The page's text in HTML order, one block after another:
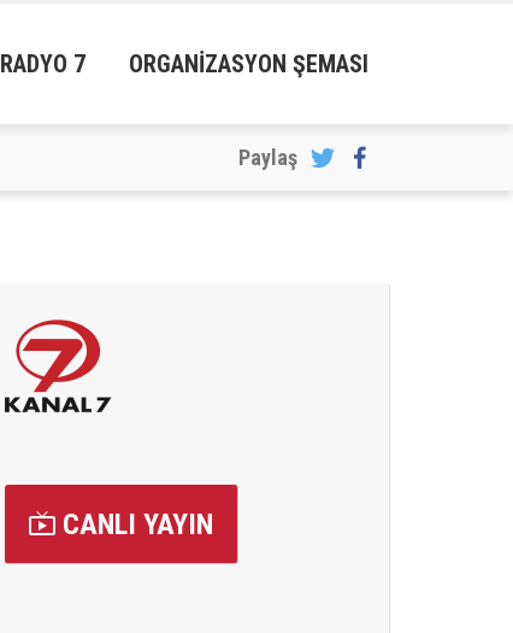
RADYO 7 ORGANIZASYON ŞEMASI
CANLI YAYIN